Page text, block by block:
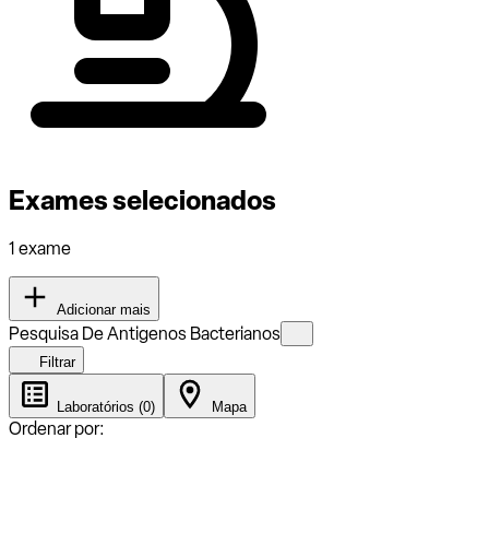
Exames selecionados
1 exame
Adicionar mais
Pesquisa De Antigenos Bacterianos
Filtrar
Laboratórios (0) Mapa
Ordenar por: